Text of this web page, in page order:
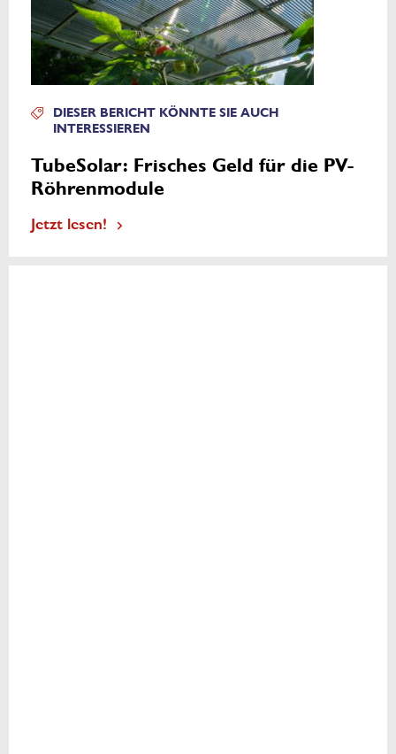
DIESER BERICHT KÖNNTE SIE AUCH
INTERESSIEREN
TubeSolar: Frisches Geld für die PV-
Röhrenmodule
Jetzt lesen!